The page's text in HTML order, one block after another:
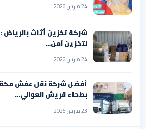
24 مارس 2026
شركة تخزين أثاث بالرياض
لتخزين آمن…
24 مارس 2026
أفضل شركة نقل عفش مكة
بطحاء قريش العوالي…
23 مارس 2026